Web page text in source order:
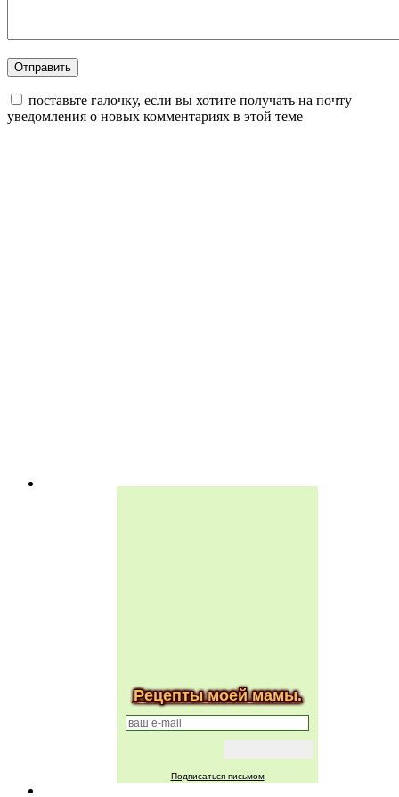
поставьте галочку, если вы хотите получать на почту
уведомления о новых комментариях в этой теме
Рецепты моей мамы.
Подписаться письмом